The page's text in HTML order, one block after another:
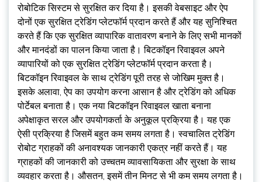
रोबोटिक सिस्टम से सुरक्षित कर दिया है। इसकी वेबसाइट और ऐप
दोनों एक सुरक्षित ट्रेडिंग प्लेटफॉर्म प्रदान करते हैं और यह सुनिश्चित
करते हैं कि एक सुरक्षित व्यापारिक वातावरण बनाने के लिए सभी मानकों
और मानदंडों का पालन किया जाता है। बिटकॉइन रिवाइवल अपने
व्यापारियों को एक सुरक्षित ट्रेडिंग प्लेटफॉर्म प्रदान करता है।
बिटकॉइन रिवाइवल के साथ ट्रेडिंग पूरी तरह से जोखिम मुक्त है।
इसके अलावा, ऐप का उपयोग करना आसान है और ट्रेडिंग को अधिक
पोर्टेबल बनाता है। एक नया बिटकॉइन रिवाइवल खाता बनाना
अपेक्षाकृत सरल और उपयोगकर्ता के अनुकूल प्रक्रिया है। यह एक
ऐसी प्रक्रिया है जिसमें बहुत कम समय लगता है। स्वचालित ट्रेडिंग
रोबोट ग्राहकों की अनावश्यक जानकारी एकत्र नहीं करते हैं। यह
ग्राहकों की जानकारी को उच्चतम व्यावसायिकता और सुरक्षा के साथ
व्यवहार करता है। औसतन, इसमें तीन मिनट से भी कम समय लगता है।